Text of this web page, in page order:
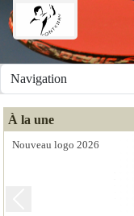
À la une
Nouveau logo 2026
Panneau de gestion des